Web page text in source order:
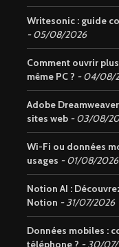
Writesonic : guide
05/08/2026
Comment ouvrir
même PC ?
04/08/
Adobe
sites web
03/08/
Wi-Fi ou données
usages
01/08/2026
Notion AI :
Notion
31/07/2026
Données mobiles :
téléphone ?
30/